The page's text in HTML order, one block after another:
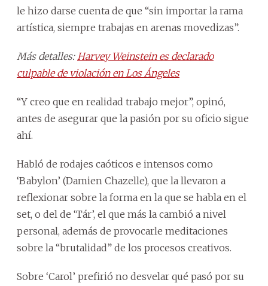
le hizo darse cuenta de que “sin importar la rama
artística, siempre trabajas en arenas movedizas”.
Más detalles: Harvey Weinstein es declarado
culpable de violación en Los Ángeles
“Y creo que en realidad trabajo mejor”, opinó,
antes de asegurar que la pasión por su oficio sigue
ahí.
Habló de rodajes caóticos e intensos como
‘Babylon’ (Damien Chazelle), que la llevaron a
reflexionar sobre la forma en la que se habla en el
set, o del de ‘Tár’, el que más la cambió a nivel
personal, además de provocarle meditaciones
sobre la “brutalidad” de los procesos creativos.
Sobre ‘Carol’ prefirió no desvelar qué pasó por su